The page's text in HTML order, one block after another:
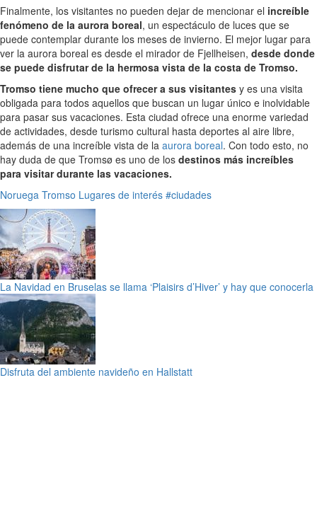
Finalmente, los visitantes no pueden dejar de mencionar el increíble
fenómeno de la aurora boreal, un espectáculo de luces que se
puede contemplar durante los meses de invierno. El mejor lugar para
ver la aurora boreal es desde el mirador de Fjellheisen, desde donde
se puede disfrutar de la hermosa vista de la costa de Tromso.
Tromso tiene mucho que ofrecer a sus visitantes y es una visita
obligada para todos aquellos que buscan un lugar único e inolvidable
para pasar sus vacaciones. Esta ciudad ofrece una enorme variedad
de actividades, desde turismo cultural hasta deportes al aire libre,
además de una increíble vista de la aurora boreal. Con todo esto, no
hay duda de que Tromsø es uno de los destinos más increíbles
para visitar durante las vacaciones.
Noruega Tromso Lugares de interés #ciudades
La Navidad en Bruselas se llama ‘Plaisirs d’Hiver’ y hay que conocerla
Disfruta del ambiente navideño en Hallstatt